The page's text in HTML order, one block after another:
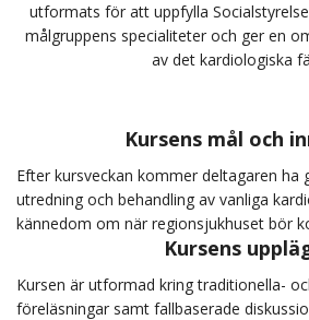
utformats för att uppfylla
målgruppens specialiteter och ger en
av det kardiologiska
Kursens mål och
Efter kursveckan kommer deltagaren ha
utredning och behandling av vanliga
kännedom om när regionsjukhuset bör
Kursens
Kursen är utformad kring traditionella-
föreläsningar samt fallbaserade